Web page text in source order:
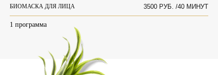
БИОМАСКА ДЛЯ ЛИЦА 3500 РУБ. /40 МИНУТ
1 программа